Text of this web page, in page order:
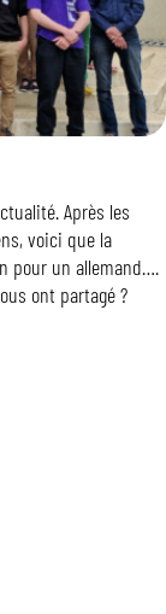
Après les
voici que la
pour un allemand….
ont partagé ?